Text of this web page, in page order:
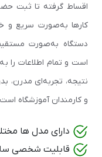
اقساط گرفته تا ثبت
کارها به‌صورت سریع و
دستگاه به‌صورت مستقیم
است و تمام اطلاعات
نتیجه، تجربه‌ای مدرن،
و کارمندان آموزشگاه
دارای مدل ها
قابلیت شخصی